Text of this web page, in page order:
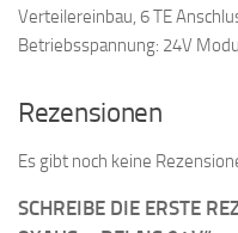
Verteilereinbau, 6 TE
Betriebsspannung: 24V
Rezensionen
Es gibt noch keine
SCHREIBE DIE ERSTE